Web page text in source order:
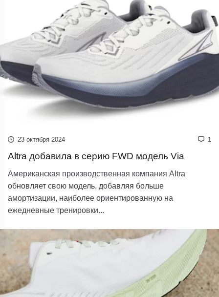
23 октября 2024 1
Altra добавила в серию FWD модель Via
Американская производственная компания Altra
обновляет свою модель, добавляя больше
амортизации, наиболее ориентированную на
ежедневные тренировки...